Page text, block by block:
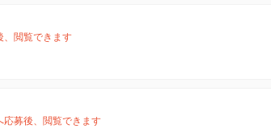
閲覧できます
募後、閲覧できます